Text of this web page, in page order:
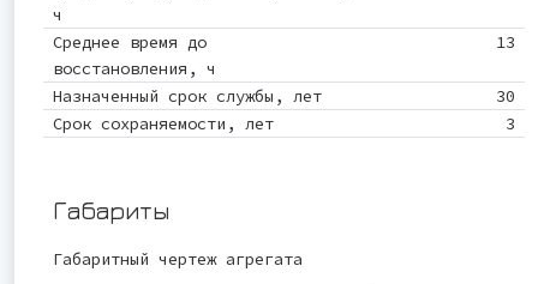
ч
Среднее время до
восстановления, ч
13
Назначенный срок службы, лет
30
Срок сохраняемости, лет
3
Габариты
Габаритный чертеж агрегата